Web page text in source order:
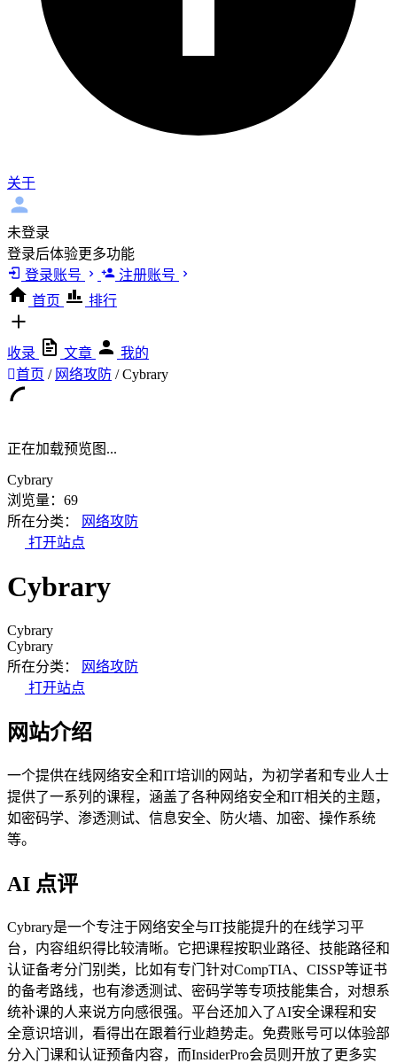
关于
未登录
登录后体验更多功能
登录账号
注册账号
首页
排行
收录 文章
我的
首页 / 网络攻防 / Cybrary
正在加载预览图...
Cybrary
浏览量：69
所在分类：
网络攻防
打开站点
Cybrary
Cybrary
Cybrary
所在分类：
网络攻防
打开站点
网站介绍
一个提供在线网络安全和IT培训的网站，为初学者和专业人士
提供了一系列的课程，涵盖了各种网络安全和IT相关的主题，
如密码学、渗透测试、信息安全、防火墙、加密、操作系统
等。
AI 点评
Cybrary是一个专注于网络安全与IT技能提升的在线学习平
台，内容组织得比较清晰。它把课程按职业路径、技能路径和
认证备考分门别类，比如有专门针对CompTIA、CISSP等证书
的备考路线，也有渗透测试、密码学等专项技能集合，对想系
统补课的人来说方向感很强。平台还加入了AI安全课程和安
全意识培训，看得出在跟着行业趋势走。免费账号可以体验部
分入门课和认证预备内容，而InsiderPro会员则开放了更多实